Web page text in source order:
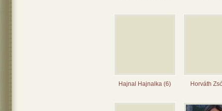
Hajnal Hajnalka (6) Horváth